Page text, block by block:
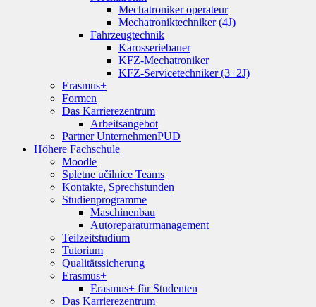
Mechatroniker operateur
Mechatroniktechniker (4J)
Fahrzeugtechnik
Karosseriebauer
KFZ-Mechatroniker
KFZ-Servicetechniker (3+2J)
Erasmus+
Formen
Das Karrierezentrum
Arbeitsangebot
Partner UnternehmenPUD
Höhere Fachschule
Moodle
Spletne učilnice Teams
Kontakte, Sprechstunden
Studienprogramme
Maschinenbau
Autoreparaturmanagement
Teilzeitstudium
Tutorium
Qualitätssicherung
Erasmus+
Erasmus+ für Studenten
Das Karrierezentrum